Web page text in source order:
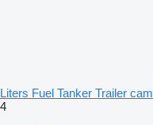
Liters Fuel Tanker Trailer
4